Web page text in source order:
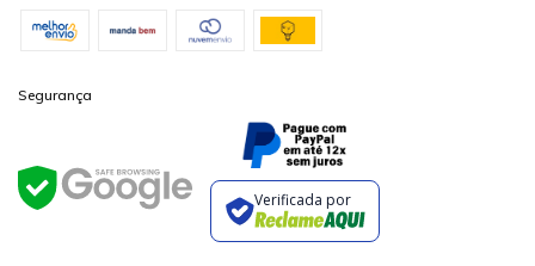
Segurança
Verificada por